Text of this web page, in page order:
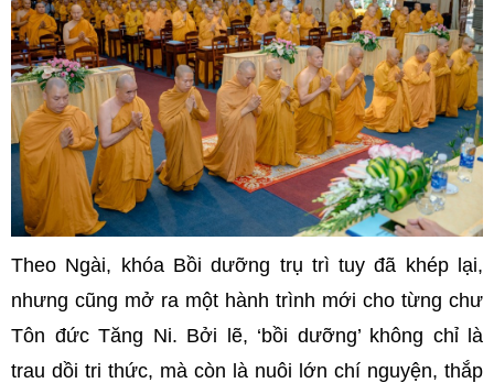
Theo Ngài, khóa Bồi dưỡng trụ trì tuy đã khép lại,
nhưng cũng mở ra một hành trình mới cho từng chư
Tôn đức Tăng Ni. Bởi lẽ, ‘bồi dưỡng’ không chỉ là
trau dồi tri thức, mà còn là nuôi lớn chí nguyện, thắp